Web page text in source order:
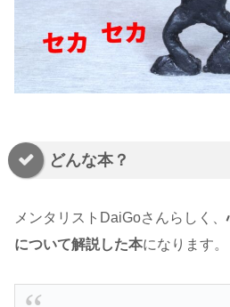
どんな本？
メンタリストDaiGoさんらしく、
について解説した本になります。